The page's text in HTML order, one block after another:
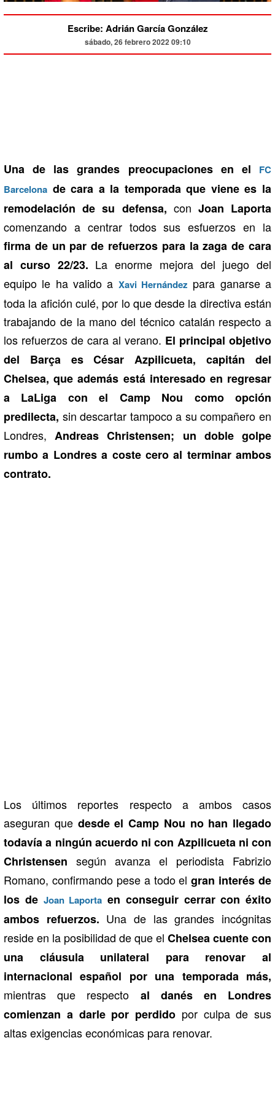
Escribe: Adrián García González
sábado, 26 febrero 2022 09:10
Una de las grandes preocupaciones en el
FC
Barcelona de cara a la temporada que viene es la
remodelación de su defensa, con Joan Laporta
comenzando a centrar todos sus esfuerzos en la
firma de un par de refuerzos para la zaga de cara
al curso 22/23. La enorme mejora del juego del
equipo le ha valido a Xavi Hernández para ganarse a
toda la afición culé, por lo que desde la directiva están
trabajando de la mano del técnico catalán respecto a
los refuerzos de cara al verano. El principal objetivo
del Barça es César Azpilicueta, capitán del
Chelsea, que además está interesado en regresar
a LaLiga con el Camp Nou como opción
predilecta, sin descartar tampoco a su compañero en
Londres, Andreas Christensen; un doble golpe
rumbo a Londres a coste cero al terminar ambos
contrato.
Los últimos reportes respecto a ambos casos
aseguran que desde el Camp Nou no han llegado
todavía a ningún acuerdo ni con Azpilicueta ni con
Christensen según avanza el periodista Fabrizio
Romano, confirmando pese a todo elgran interés de
los de Joan Laporta en conseguir cerrar con éxito
ambos refuerzos. Una de las grandes incógnitas
reside en la posibilidad de que el Chelsea cuente con
una cláusula unilateral para renovar al
internacional español por una temporada más,
mientras que respecto al danés en Londres
comienzan a darle por perdido por culpa de sus
altas exigencias económicas para renovar.